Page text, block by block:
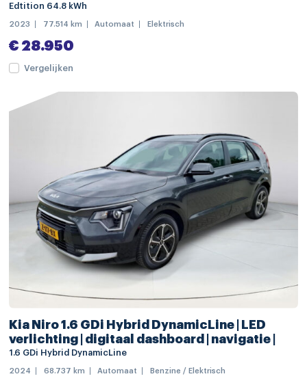
elektrisch verstelbare bestuurdersstoel
stuurbekrachtiging
stuur kunstleder
stuur verstelbaar
stuurwiel multifunctioneel
parkeersensor achter
parkeersensor voor
achteruitrij assistent
actieve noodgeval assistent
alarm klasse 1(startblokkering)
Edtition 64.8 kWh
2023 77.514 km Automaat Elektrisch
€ 28.950
Vergelijken
Kia Niro 1.6 GDi Hybrid DynamicLine | LED
verlichting | digitaal dashboard | navigatie |
1.6 GDi Hybrid DynamicLine
2024 68.737 km Automaat Benzine / Elektrisch